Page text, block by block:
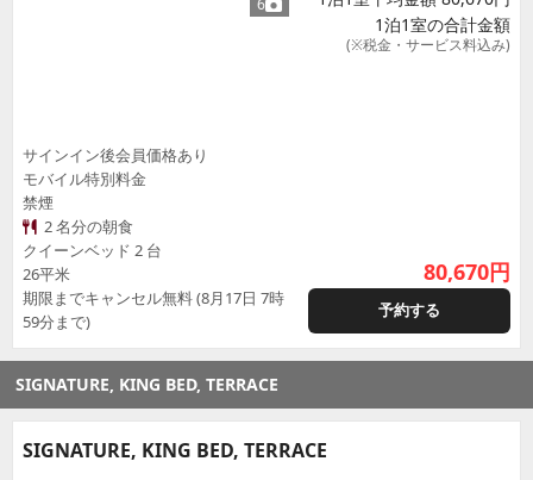
6
サインイン後会員価格あり
モバイル特別料金
禁煙
2 名分の朝食
クイーンベッド 2 台
26平米
期限までキャンセル無料 (8月17日 7時
59分まで)
1泊1室の合計金額
(※税金・サービス料込み)
80,670円
予約する
SIGNATURE, KING BED, TERRACE
SIGNATURE, KING BED, TERRACE